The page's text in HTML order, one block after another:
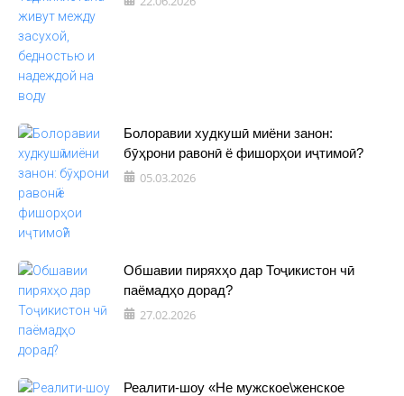
Болоравии худкушӣ миёни занон:
бӯҳрони равонӣ ё фишорҳои иҷтимоӣ?
05.03.2026
Обшавии пиряхҳо дар Тоҷикистон чӣ
паёмадҳо дорад?
27.02.2026
Реалити-шоу «Не мужское\женское